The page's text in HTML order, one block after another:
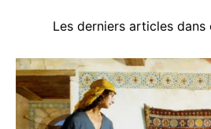
Les derniers articles